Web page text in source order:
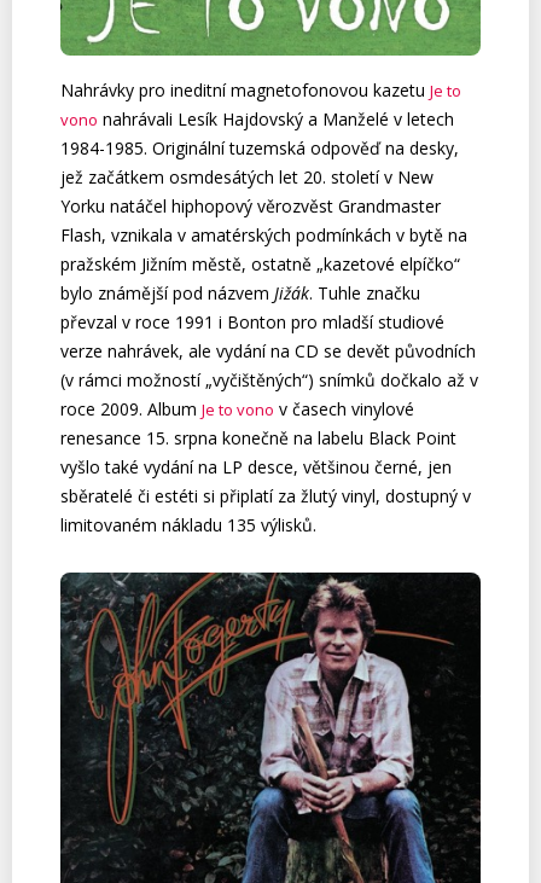
Nahrávky pro ineditní magnetofonovou kazetu Je to
vono nahrávali Lesík Hajdovský a Manželé v letech
1984-1985. Originální tuzemská odpověď na desky,
jež začátkem osmdesátých let 20. století v New
Yorku natáčel hiphopový věrozvěst Grandmaster
Flash, vznikala v amatérských podmínkách v bytě na
pražském Jižním městě, ostatně „kazetové elpíčko“
bylo známější pod názvem Jižák. Tuhle značku
převzal v roce 1991 i Bonton pro mladší studiové
verze nahrávek, ale vydání na CD se devět původních
(v rámci možností „vyčištěných“) snímků dočkalo až v
roce 2009. Album Je to vono v časech vinylové
renesance 15. srpna konečně na labelu Black Point
vyšlo také vydání na LP desce, většinou černé, jen
sběratelé či estéti si připlatí za žlutý vinyl, dostupný v
limitovaném nákladu 135 výlisků.